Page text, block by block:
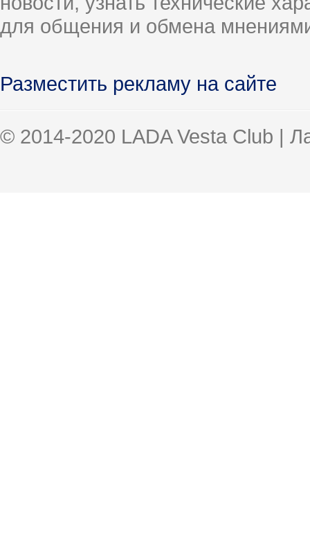
для общения и обмена
Разместить рекламу на сайте
© 2014-2020 LADA Vesta Club |